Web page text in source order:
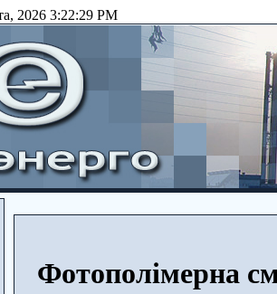
2026 3:22:29 PM
Фотополімерна